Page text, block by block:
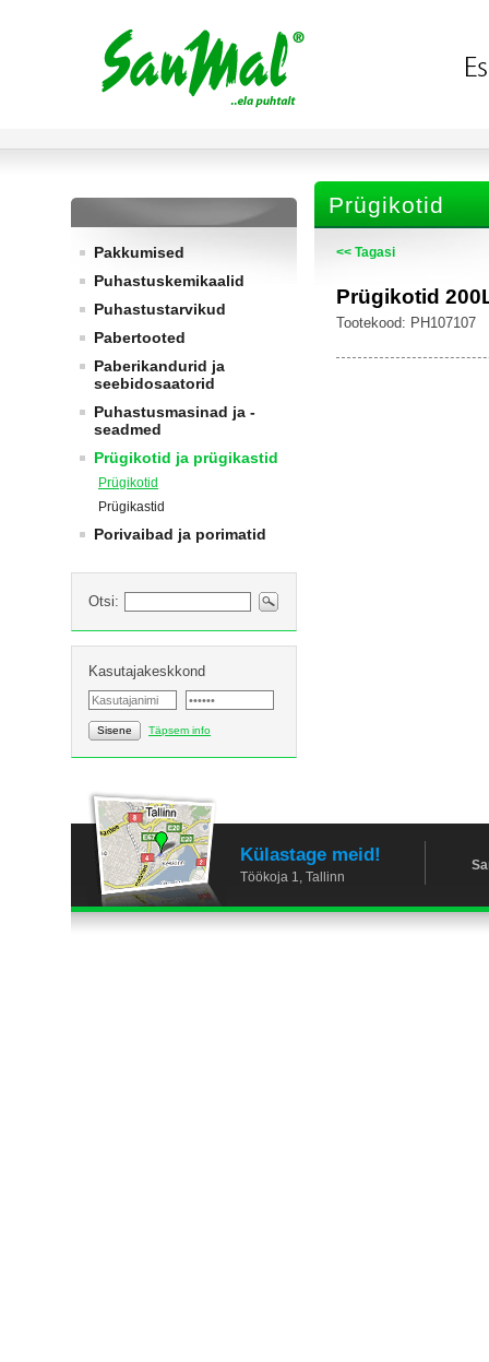
Pakkumised
Puhastuskemikaalid
Puhastustarvikud
Pabertooted
Paberikandurid ja
seebidosaatorid
Puhastusmasinad ja -
seadmed
Prügikotid ja prügikastid
Prügikotid
Prügikastid
Porivaibad ja porimatid
Otsi:
Kasutajakeskkond
Sisene Täpsem info
Prügikotid
<< Tagasi
Prügikotid
Tootekood: PH107107
Külastage meid!
Töökoja 1, Tallinn